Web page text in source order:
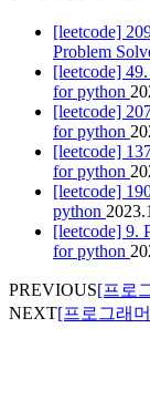
[leetcode]
Problem
[leetcode]
for python
[leetcode]
for python
[leetcode]
for python
[leetcode]
python
[leetcode] 9.
for python
PREVIOUS[프로
NEXT[프로그래